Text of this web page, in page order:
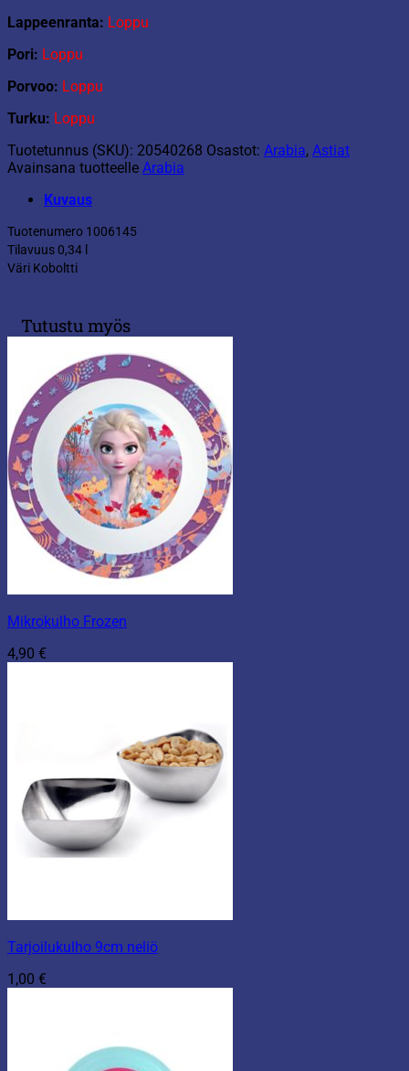
Lappeenranta: Loppu
Pori: Loppu
Porvoo: Loppu
Turku: Loppu
Tuotetunnus (SKU): 20540268 Osastot: Arabia, Astiat
Avainsana tuotteelle Arabia
Kuvaus
Tuotenumero 1006145
Tilavuus 0,34 l
Väri Koboltti
Tutustu myös
Mikrokulho Frozen
4,90 €
Tarjoilukulho 9cm neliö
1,00 €